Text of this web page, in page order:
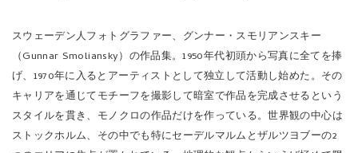
（Gunnar Smoliansky）の作品集。1950年代初頭から写真に全てを捧
げ、1970年に入るとアーティストとして独立して活動し始めた。その
キャリアを通じてモチーフを撮影して暗室で作品を完成させるという
スタイルを貫き、モノクロの作品だけを作っている。世界観の中心は
ストックホルム、その中でも特にセーデルマルムとザルツヨブーの2
つのエリアに焦点が置かれている。地理的な観点からいえば極めて限